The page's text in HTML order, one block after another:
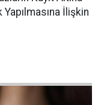
İlişkin